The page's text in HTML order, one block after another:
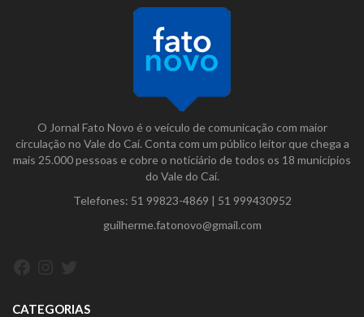
O Jornal Fato Novo é o veículo de comunicação com maior
circulação no Vale do Caí. Conta com um público leitor que chega a
mais 25.000 pessoas e cobre o noticiário de todos os 18 municípios
do Vale do Caí.
Telefones: 51 99823-4869 | 51 999430952
guilherme.fatonovo@gmail.com
CATEGORIAS